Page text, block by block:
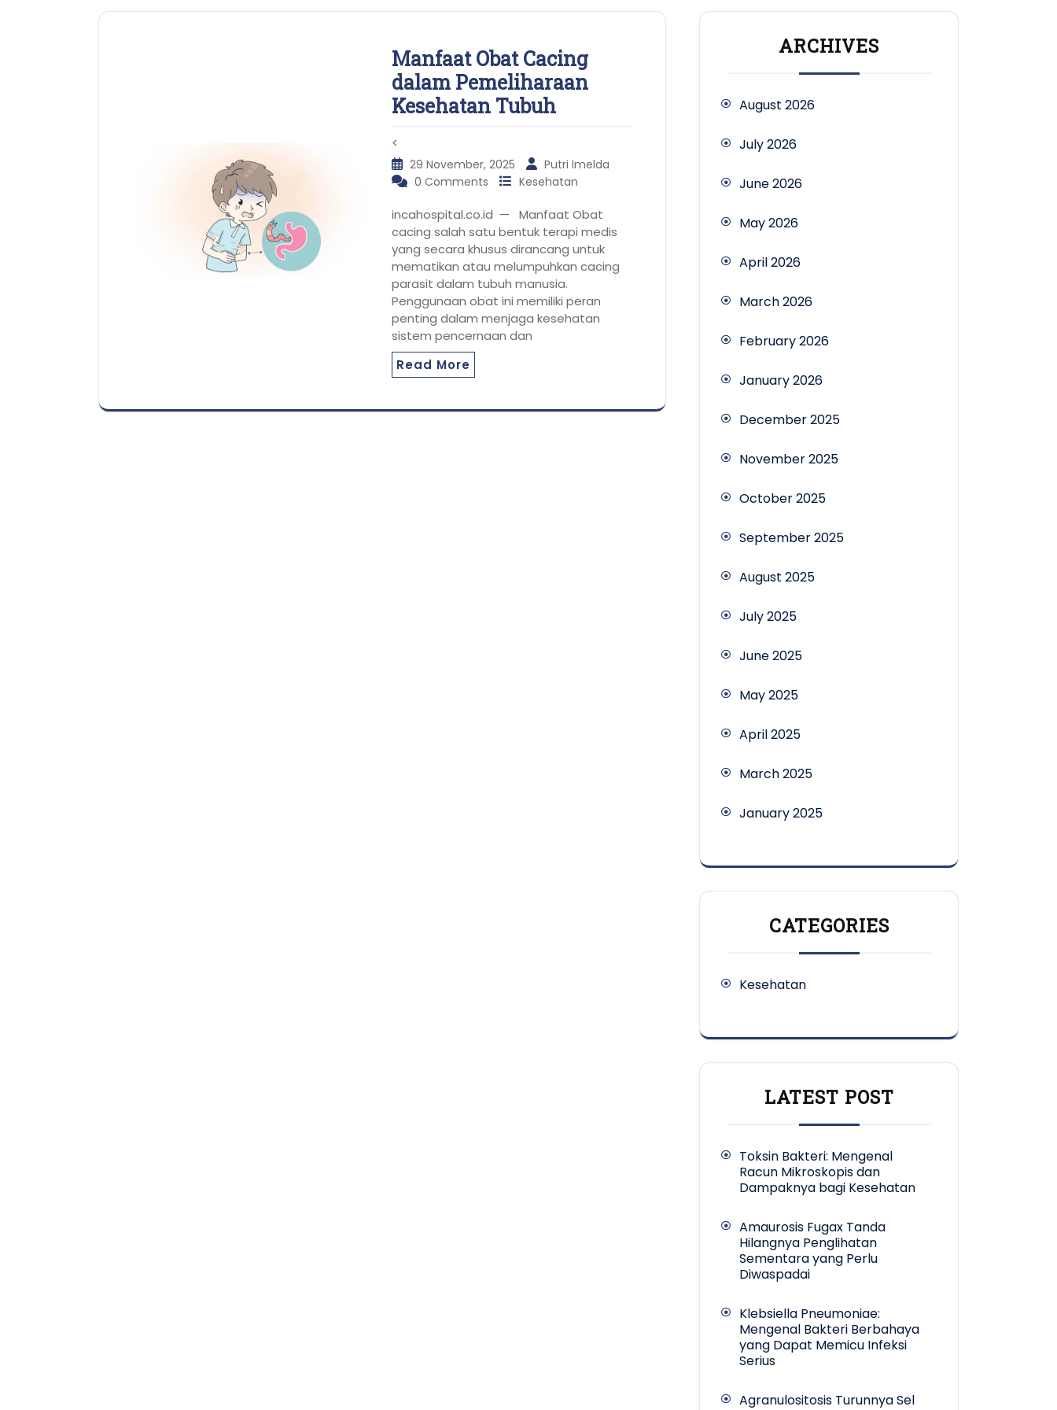
Manfaat Obat Cacing
dalam Pemeliharaan
Kesehatan Tubuh
<
29 November, 2025
Putri Imelda
0 Comments
Kesehatan
incahospital.co.id — Manfaat Obat
cacing salah satu bentuk terapi medis
yang secara khusus dirancang untuk
mematikan atau melumpuhkan cacing
parasit dalam tubuh manusia.
Penggunaan obat ini memiliki peran
penting dalam menjaga kesehatan
sistem pencernaan dan
Read More
ARCHIVES
August 2026
July 2026
June 2026
May 2026
April 2026
March 2026
February 2026
January 2026
December 2025
November 2025
October 2025
September 2025
August 2025
July 2025
June 2025
May 2025
April 2025
March 2025
January 2025
CATEGORIES
Kesehatan
LATEST POST
Toksin Bakteri: Mengenal
Racun Mikroskopis dan
Dampaknya bagi Kesehatan
Amaurosis Fugax Tanda
Hilangnya Penglihatan
Sementara yang Perlu
Diwaspadai
Klebsiella Pneumoniae:
Mengenal Bakteri Berbahaya
yang Dapat Memicu Infeksi
Serius
Agranulositosis Turunnya Sel